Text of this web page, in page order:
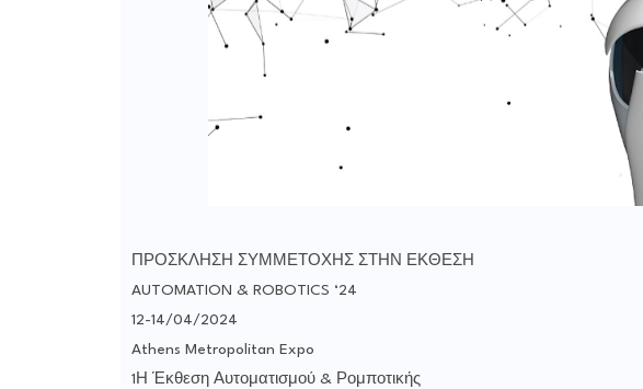
ΠΡΟΣΚΛΗΣΗ ΣΥΜΜΕΤΟΧΗΣ ΣΤΗΝ ΕΚΘΕΣΗ
AUTOMATION & ROBOTICS ‘24
12-14/04/2024
Athens Metropolitan Expo
1Η Έκθεση Αυτοματισμού & Ρομποτικής